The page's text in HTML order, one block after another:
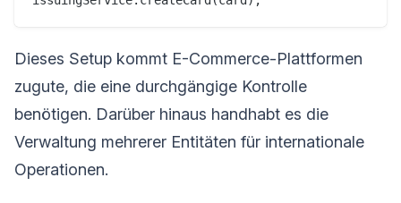
Dieses Setup kommt E-Commerce-Plattformen
zugute, die eine durchgängige Kontrolle
benötigen. Darüber hinaus handhabt es die
Verwaltung mehrerer Entitäten für internationale
Operationen.